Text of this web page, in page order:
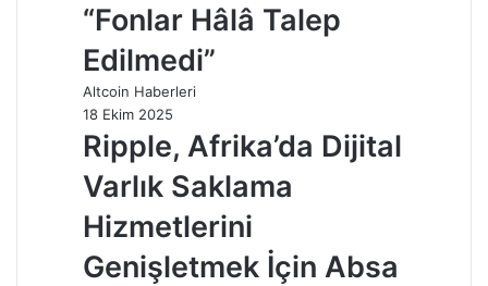
“Fonlar Hâlâ Talep
Edilmedi”
Altcoin Haberleri
18 Ekim 2025
Ripple, Afrika’da Dijital
Varlık Saklama
Hizmetlerini
Genişletmek İçin Absa